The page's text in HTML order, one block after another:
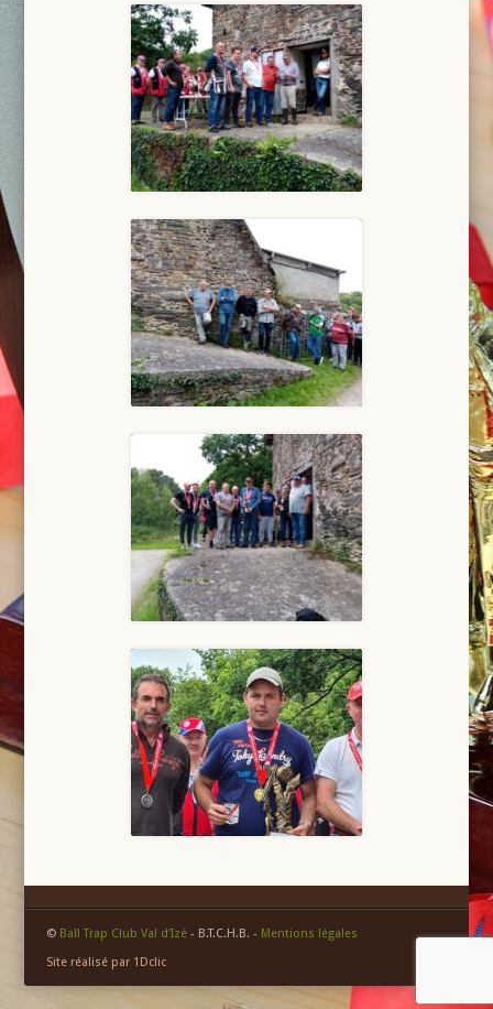
© Ball Trap Club Val d’Izé - B.T.C.H.B. - Mentions légales
Site réalisé par 1Dclic